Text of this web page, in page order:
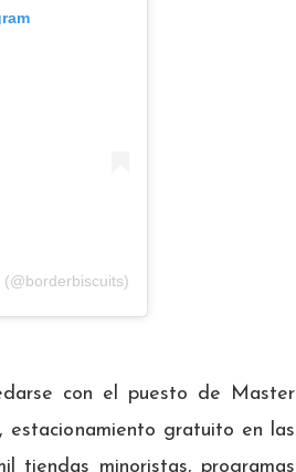
con el puesto de Master
estacionamiento gratuito en las
tiendas minoristas, programas